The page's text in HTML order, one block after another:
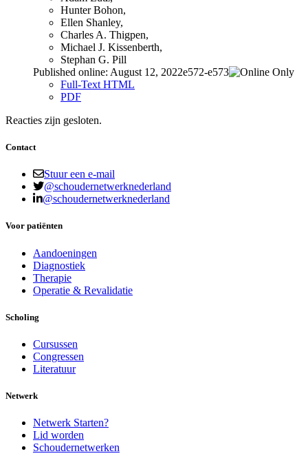
Hunter Bohon,
Ellen Shanley,
Charles A. Thigpen,
Michael J. Kissenberth,
Stephan G. Pill
Published online: August 12, 2022e572-e573
Full-Text HTML
PDF
Reacties zijn gesloten.
Contact
Stuur een e-mail
@schoudernetwerknederland
@schoudernetwerknederland
Voor patiënten
Aandoeningen
Diagnostiek
Therapie
Operatie & Revalidatie
Scholing
Cursussen
Congressen
Literatuur
Netwerk
Netwerk Starten?
Lid worden
Schoudernetwerken